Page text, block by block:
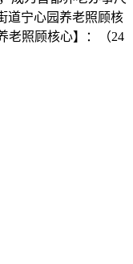
道宁心园养老照顾核
老照顾核心】：（24